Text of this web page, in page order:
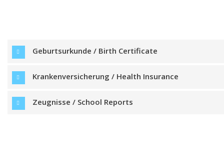
Geburtsurkunde / Birth Certificate
Krankenversicherung / Health Insurance
Zeugnisse / School Reports